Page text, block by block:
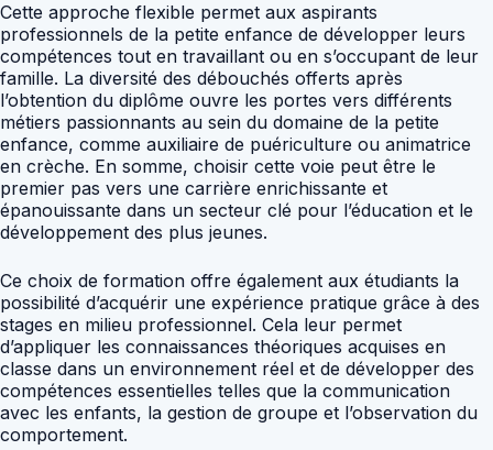
Cette approche flexible permet aux aspirants
professionnels de la petite enfance de développer leurs
compétences tout en travaillant ou en s’occupant de leur
famille. La diversité des débouchés offerts après
l’obtention du diplôme ouvre les portes vers différents
métiers passionnants au sein du domaine de la petite
enfance, comme auxiliaire de puériculture ou animatrice
en crèche. En somme, choisir cette voie peut être le
premier pas vers une carrière enrichissante et
épanouissante dans un secteur clé pour l’éducation et le
développement des plus jeunes.
Ce choix de formation offre également aux étudiants la
possibilité d’acquérir une expérience pratique grâce à des
stages en milieu professionnel. Cela leur permet
d’appliquer les connaissances théoriques acquises en
classe dans un environnement réel et de développer des
compétences essentielles telles que la communication
avec les enfants, la gestion de groupe et l’observation du
comportement.